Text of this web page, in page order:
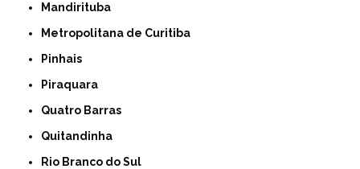
Mandirituba
Metropolitana de Curitiba
Pinhais
Piraquara
Quatro Barras
Quitandinha
Rio Branco do Sul